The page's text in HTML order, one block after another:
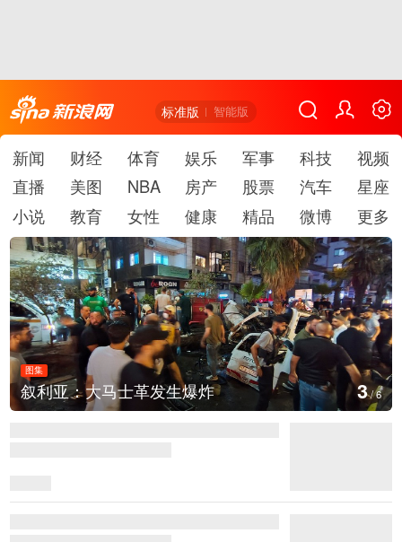
标准版 智能版
新闻 财经 体育 娱乐 军事 科技
视频
直播
美图 NBA 房产 股票 汽车
星座
小说
教育 女性 健康 精品 微博 更多
图集
叙利亚：大马士革发生爆炸 3/6